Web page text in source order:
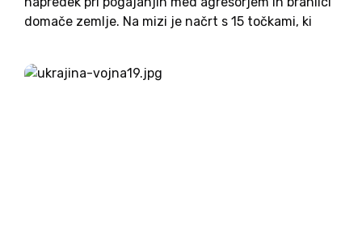
domače zemlje. Na mizi je načrt s 15 točkami, ki
zaščito zavetnic, kot so ZDA, Združeno Kraljestvo
in...